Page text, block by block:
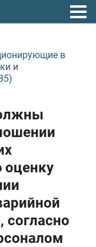
в
и
оценку
согласно